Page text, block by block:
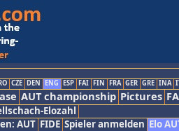
CZE DEN ENG ESP FAI FIN FRA GER GRE INA
AUT championship Pictures
Elozahl
AUT FIDE Spieler anmelden Elo